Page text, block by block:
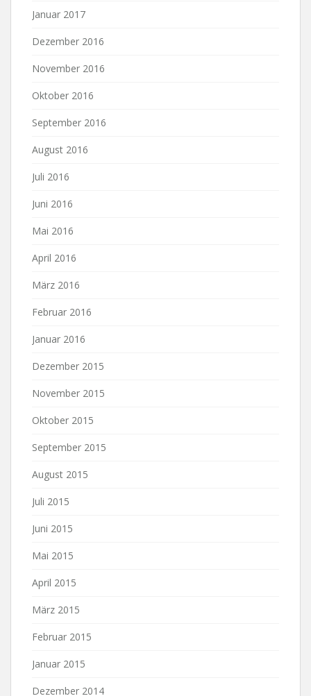
Januar 2017
Dezember 2016
November 2016
Oktober 2016
September 2016
August 2016
Juli 2016
Juni 2016
Mai 2016
April 2016
März 2016
Februar 2016
Januar 2016
Dezember 2015
November 2015
Oktober 2015
September 2015
August 2015
Juli 2015
Juni 2015
Mai 2015
April 2015
März 2015
Februar 2015
Januar 2015
Dezember 2014